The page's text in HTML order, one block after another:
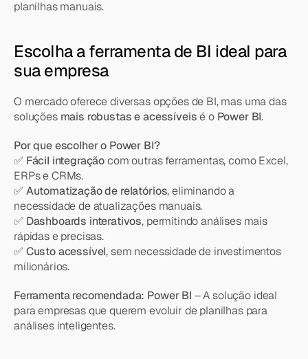
planilhas manuais.
Escolha a ferramenta de BI ideal para
sua empresa
O mercado oferece diversas opções de BI, mas uma das
soluções mais robustas e acessíveis é o Power BI.
Por que escolher o Power BI?
✅ Fácil integração com outras ferramentas, como Excel,
ERPs e CRMs.
✅ Automatização de relatórios, eliminando a
necessidade de atualizações manuais.
✅ Dashboards interativos, permitindo análises mais
rápidas e precisas.
✅ Custo acessível, sem necessidade de investimentos
milionários.
Ferramenta recomendada: Power BI – A solução ideal
para empresas que querem evoluir de planilhas para
análises inteligentes.